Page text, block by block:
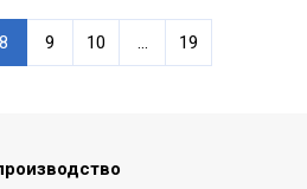
8 9 10 ... 19